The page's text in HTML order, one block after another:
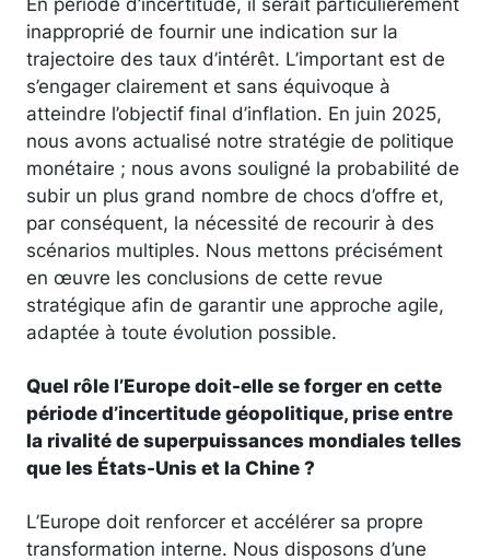
inapproprié de fournir une indication sur la
trajectoire des taux d’intérêt. L’important est de
s’engager clairement et sans équivoque à
atteindre l’objectif final d’inflation. En juin 2025,
nous avons actualisé notre stratégie de politique
monétaire ; nous avons souligné la probabilité de
subir un plus grand nombre de chocs d’offre et,
par conséquent, la nécessité de recourir à des
scénarios multiples. Nous mettons précisément
en œuvre les conclusions de cette revue
stratégique afin de garantir une approche agile,
adaptée à toute évolution possible.
Quel rôle l’Europe doit-elle se forger en cette
période d’incertitude géopolitique, prise entre
la rivalité de superpuissances mondiales telles
que les États-Unis et la Chine ?
L’Europe doit renforcer et accélérer sa propre
transformation interne. Nous disposons d’une